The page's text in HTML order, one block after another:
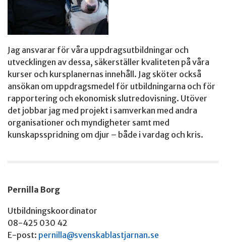
Jag ansvarar för våra uppdragsutbildningar och
utvecklingen av dessa, säkerställer kvaliteten på våra
kurser och kursplanernas innehåll. Jag sköter också
ansökan om uppdragsmedel för utbildningarna och för
rapportering och ekonomisk slutredovisning. Utöver
det jobbar jag med projekt i samverkan med andra
organisationer och myndigheter samt med
kunskapsspridning om djur – både i vardag och kris.
Pernilla Borg
Utbildningskoordinator
08-425 030 42
E-post: pernilla@svenskablastjarnan.se